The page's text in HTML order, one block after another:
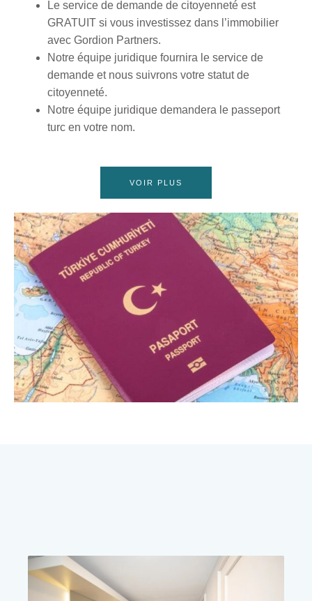
Le service de demande de citoyenneté est
GRATUIT si vous investissez dans l’immobilier
avec Gordion Partners.
Notre équipe juridique fournira le service de
demande et nous suivrons votre statut de
citoyenneté.
Notre équipe juridique demandera le passeport
turc en votre nom.
VOIR PLUS